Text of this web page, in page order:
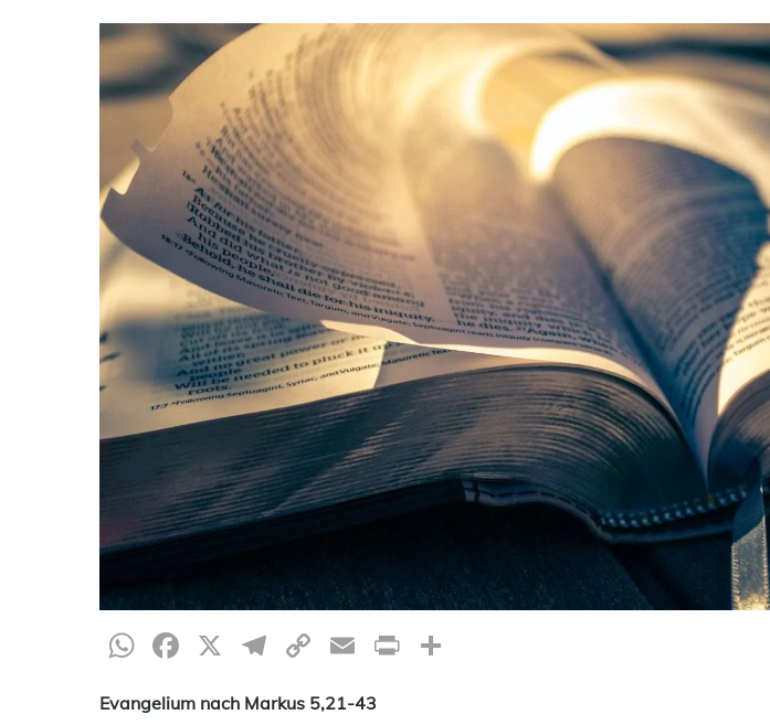
Hit enter to search or ESC to close
WhatsApp
Facebook
X Telegram
CopyEmailPrint
Evangelium nach Markus 5,21-43